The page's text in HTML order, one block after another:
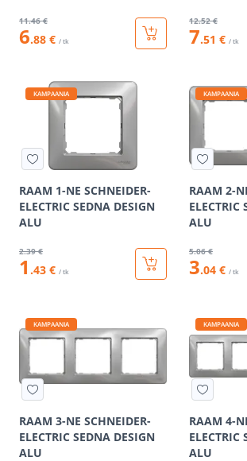
11.46 €
6.88 € / tk
12.52 €
7.51 € / tk
KAMPAANIA
RAAM 1-NE SCHNEIDER-
ELECTRIC SEDNA DESIGN
ALU
2.39 €
1 .43 € / tk
KAMPAANIA
RAAM 2-
ELECTRIC
ALU
5.06 €
3.04 € / tk
KAMPAANIA
RAAM 3-NE SCHNEIDER-
ELECTRIC SEDNA DESIGN
ALU
KAMPAANIA
RAAM 4-
ELECTRIC
ALU